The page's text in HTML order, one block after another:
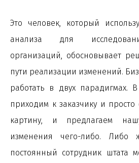
Это человек, который
анализа для
организаций, обосновывает
пути реализации изменений.
работать в двух парадигмах.
приходим к заказчику и
картину, и предлагаем
изменения чего-либо.
постоянный сотрудник штата